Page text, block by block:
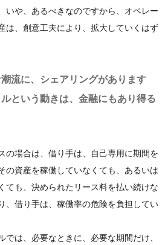
いや、あるべきなのですから、オペレー
は、創意工夫により、拡大していくはず
流に、シェアリングがあります
という動きは、金融にもあり得る
場合は、借り手は、自己専用に期間を
の資産を稼働していなくても、あるいは
ても、決められたリース料を払い続けな
、借り手は、稼働率の危険を負担してい
は、必要なときに、必要な期間だけ、